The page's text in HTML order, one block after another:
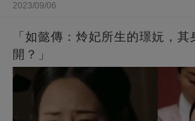
2023/09/06
「如懿傳：炩妃所生的璟妧，
開？」